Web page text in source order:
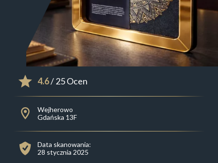
4.6/ 25 Ocen
Wejherowo
Gdańska 13F
Data skanowania:
28 stycznia 2025